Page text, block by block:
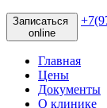
Записаться
online
Главная
Цены
Документы
О клинике